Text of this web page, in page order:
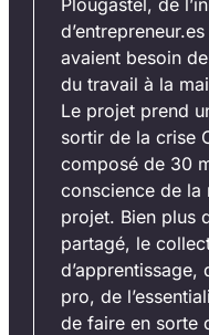
avaient besoin
du travail à la
Le projet prend
sortir de la crise
composé de 30
conscience de la
projet. Bien plus
partagé, le
pro, de
de faire en sorte